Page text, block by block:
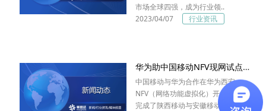
市场全球四强，成为行业领..
2023/04/07
行业资讯
华为助中国移动NFV现网试点稳步推进
中国移动与华为合作在华为西安
NFV（网络功能虚拟化）开放实验室
完成了陕西移动与安徽移动两个NFV